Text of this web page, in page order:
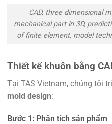
CAD, three dimensional
mechanical part in 3D,
of finite element, model
Thiết kế khuôn bằng
Tại TAS Vietnam, chúng tôi
mold design:
Bước 1: Phân tích sản phẩm